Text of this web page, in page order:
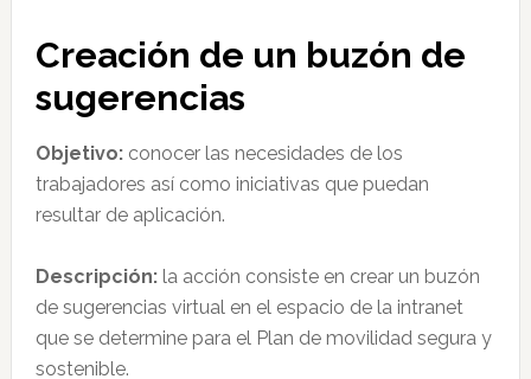
Creación de un buzón de
sugerencias
Objetivo:conocer las necesidades de los
trabajadores así como iniciativas que puedan
resultar de aplicación.
Descripción:la acción consiste en crear un buzón
de sugerencias virtual en el espacio de la intranet
que se determine para el Plan de movilidad segura y
sostenible.